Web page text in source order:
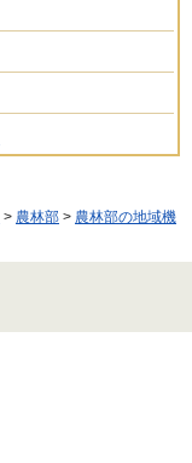
> 農林部 > 農林部の地域機